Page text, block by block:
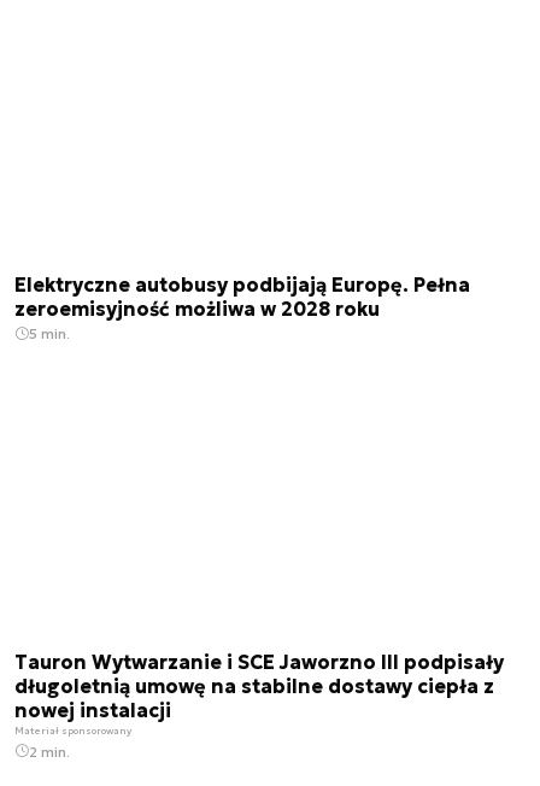
Elektryczne autobusy podbijają Europę. Pełna
zeroemisyjność możliwa w 2028 roku
5 min.
Tauron Wytwarzanie i SCE Jaworzno III podpisały
długoletnią umowę na stabilne dostawy ciepła z
nowej instalacji
Materiał sponsorowany
2 min.